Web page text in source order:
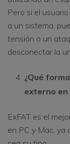
Pero si el
a un sistema,
tensión o un
desconectar la
¿Qué
externo en
ExFAT es el
en PC y Mac, ya